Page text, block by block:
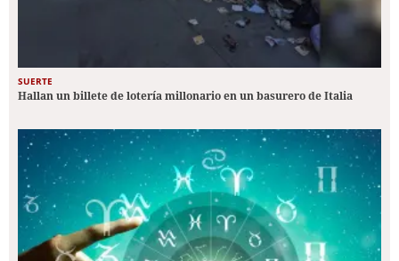
SUERTE
Hallan un billete de lotería millonario en un basurero de Italia